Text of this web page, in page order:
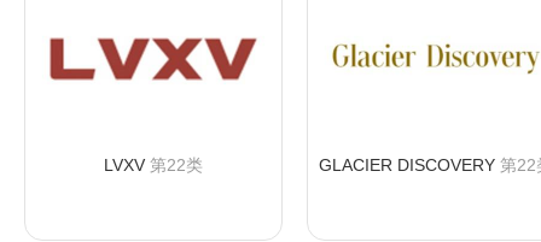
LVXV 第22类 GLACIER DISCOVERY 第22